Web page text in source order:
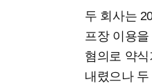
두 회사는
프장 이용
혐의로 약
내렸으나